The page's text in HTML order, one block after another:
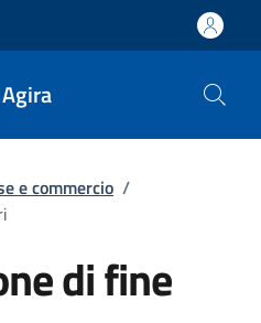
e commercio /
di fine